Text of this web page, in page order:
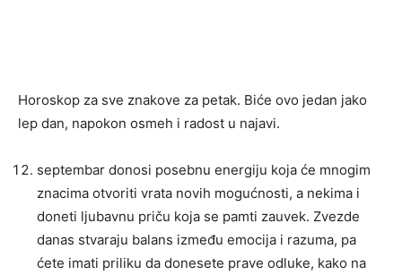
Horoskop za sve znakove za petak. Biće ovo jedan jako
lep dan, napokon osmeh i radost u najavi.
septembar donosi posebnu energiju koja će mnogim
znacima otvoriti vrata novih mogućnosti, a nekima i
doneti ljubavnu priču koja se pamti zauvek. Zvezde
danas stvaraju balans između emocija i razuma, pa
ćete imati priliku da donesete prave odluke, kako na